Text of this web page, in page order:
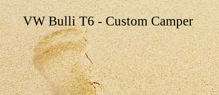
VW Bulli T6 - Custom Camper